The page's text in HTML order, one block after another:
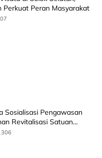
Perkuat Peran Masyarakat
Sosialisasi Pengawasan
Revitalisasi Satuan